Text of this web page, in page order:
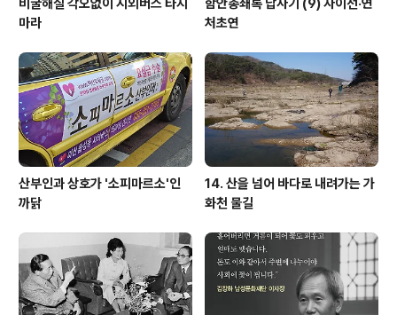
비굴해질 각오없이 시외버스 타지
마라
함안총쇄록 답사기 (9) 자이선·연
처초연
산부인과 상호가 '소피마르소'인
까닭
14. 산을 넘어 바다로 내려가는 가
화천 물길